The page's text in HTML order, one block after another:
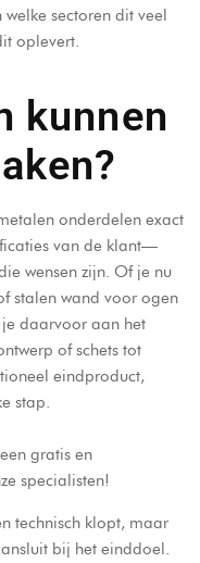
sectoren dit veel
oplevert.
kunnen
onderdelen exact
van de klant—
wensen zijn. Of je nu
stalen wand voor ogen
je daarvoor aan het
of schets tot
eindproduct,
stap.
gratis en
specialisten!
technisch klopt, maar
bij het einddoel.